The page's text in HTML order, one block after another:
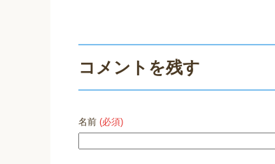
コメントを残す
名前 (必須)